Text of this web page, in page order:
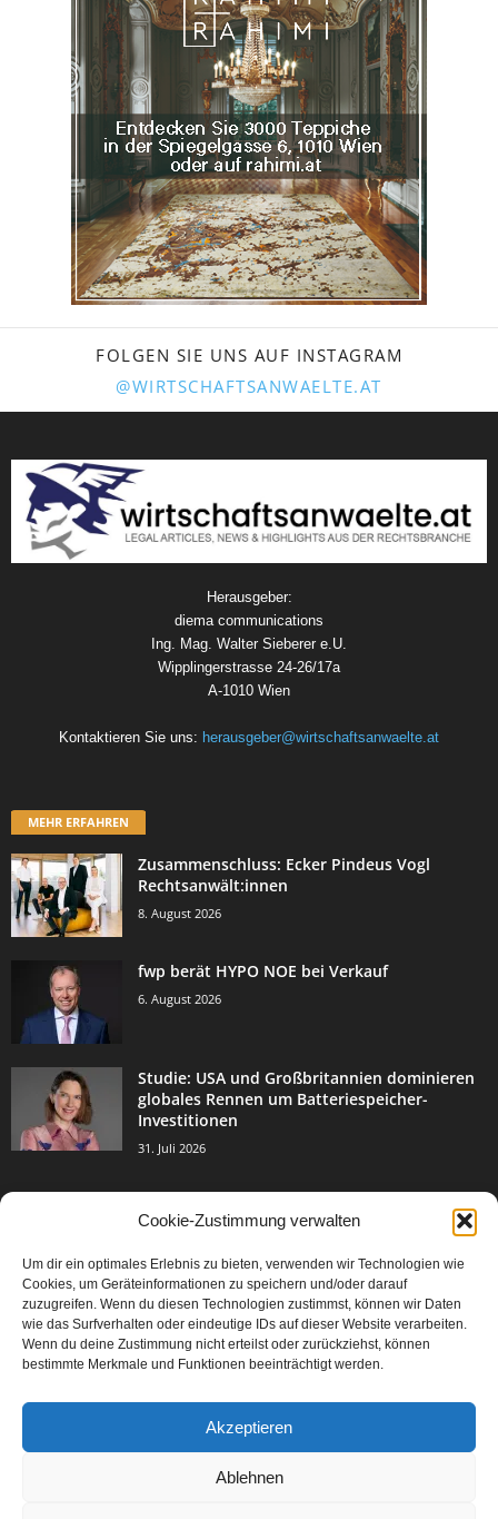
Cookie-Zustimmung verwalten
Um dir ein optimales Erlebnis zu bieten, verwenden wir Technologien wie
Cookies, um Geräteinformationen zu speichern und/oder darauf
zuzugreifen. Wenn du diesen Technologien zustimmst, können wir Daten
wie das Surfverhalten oder eindeutige IDs auf dieser Website verarbeiten.
Wenn du deine Zustimmung nicht erteilst oder zurückziehst, können
bestimmte Merkmale und Funktionen beeinträchtigt werden.
Akzeptieren
Ablehnen
FOLGEN SIE UNS AUF INSTAGRAM
@WIRTSCHAFTSANWAELTE.AT
Herausgeber:
diema communications
Ing. Mag. Walter Sieberer e.U.
Wipplingerstrasse 24-26/17a
A-1010 Wien
Kontaktieren Sie uns: herausgeber@wirtschaftsanwaelte.at
MEHR ERFAHREN
Zusammenschluss: Ecker Pindeus Vogl
Rechtsanwält:innen
8. August 2026
fwp berät HYPO NOE bei Verkauf
6. August 2026
Studie: USA und Großbritannien dominieren
globales Rennen um Batteriespeicher-
Investitionen
31. Juli 2026
Events & Success 3004
Breaking News 2067
Aktuelles
Featured Article
Karriere 567